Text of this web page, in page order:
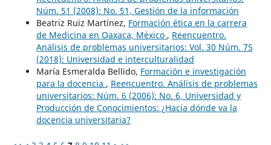
Núm. 51 (2008): No. 51, Gestión de la información
Beatriz Ruiz Martínez, Formación ética en la carrera
de Medicina en Oaxaca, México , Reencuentro.
Análisis de problemas universitarios: Vol. 30 Núm. 75
(2018): Universidad e interculturalidad
María Esmeralda Bellido, Formación e investigación
para la docencia , Reencuentro. Análisis de problemas
universitarios: Núm. 6 (2006): No. 6, Universidad y
Producción de Conocimientos: ¿Hacia dónde va la
docencia universitaria?